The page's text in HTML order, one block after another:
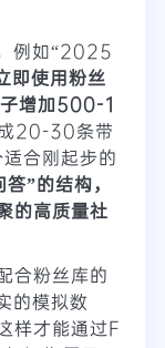
例如“2025
即使用粉丝
增加500-1
20-30条带
合刚起步的
”的结构，
的高质量社
合粉丝库的
的模拟数
样才能通过F